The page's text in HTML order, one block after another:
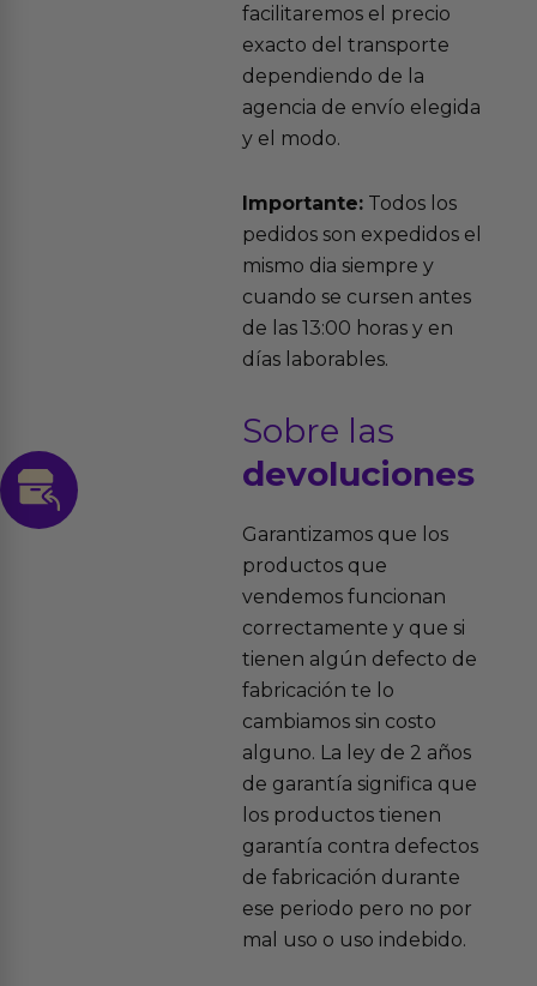
facilitaremos el precio
exacto del transporte
dependiendo de la
agencia de envío elegida
y el modo.
Importante:Todos los
pedidos son expedidos el
mismo dia siempre y
cuando se cursen antes
de las 13:00 horas y en
días laborables.
Sobre las
devoluciones
Garantizamos que los
productos que
vendemos funcionan
correctamente y que si
tienen algún defecto de
fabricación te lo
cambiamos sin costo
alguno. La ley de 2 años
de garantía significa que
los productos tienen
garantía contra defectos
de fabricación durante
ese periodo pero no por
mal uso o uso indebido.